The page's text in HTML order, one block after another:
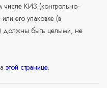
КИЗ (контрольно-
его упаковке (в
должны быть целыми, не
этой странице.